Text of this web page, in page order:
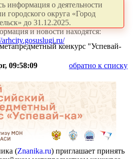
информация о деятельности
городского округа «Город
до 31.12.2025.
и новости находятся:
arhcity.gosuslugi.ru/
конкурс "Успевай-
09:58:09
обратно к списку
(Znanika.ru) приглашает принять